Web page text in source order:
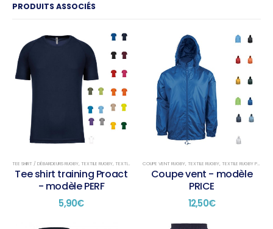
PRODUITS ASSOCIÉS
TEE SHIRT / DÉBARDEURS RUGBY, TEXTILE RUGBY, TEXTILE RUGBY TRAINING
Tee shirt training Proact
- modèle PERF
5,90€
COUPE VENT RUGBY, TEXTILE RUGBY, TEXTILE RUGBY PRÉSENTATION
Coupe vent - modèle
PRICE
12,50€